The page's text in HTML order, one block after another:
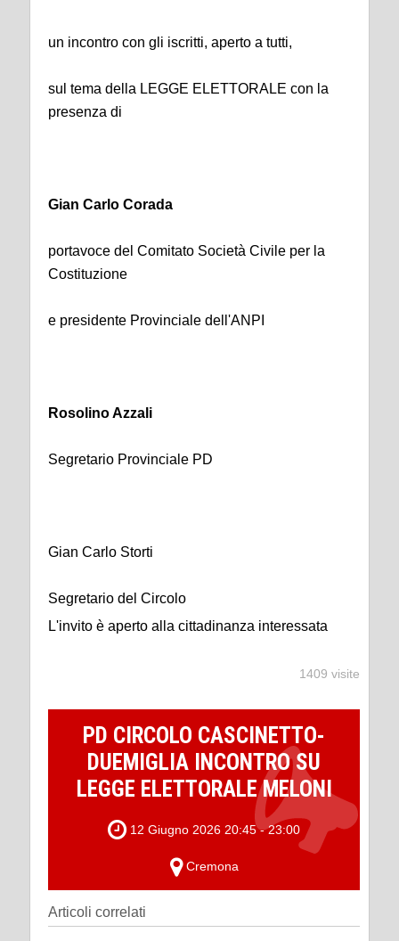
un incontro con gli iscritti, aperto a tutti,
sul tema della LEGGE ELETTORALE con la
presenza di
Gian Carlo Corada
portavoce del Comitato Società Civile per la
Costituzione
e presidente Provinciale dell'ANPI
Rosolino Azzali
Segretario Provinciale PD
Gian Carlo Storti
Segretario del Circolo
L'invito è aperto alla cittadinanza interessata
1409 visite
PD CIRCOLO CASCINETTO-
DUEMIGLIA INCONTRO SU
LEGGE ELETTORALE MELONI
12 Giugno 2026 20:45 - 23:00
Cremona
Articoli correlati